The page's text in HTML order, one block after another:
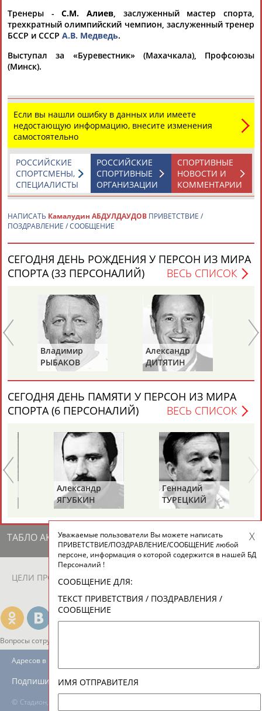
АББАТЕ-
БУЛАТОВА
АББЯСОВА
АБДИКАРИМОВААБДРАХМАНОВ
Каримжан
Аделя
Андрей
Герман
Рамазан
АБДУЛАЕВ
Тагир
АБДУЛАЕВ
Камиль
АБДУЛАЗИЗОВ
Загалав
АБДУЛБЕКОВ
Камалудин
АБДУЛДАУДОВ
Абдула
АБДУЛЖАЛИЛОВ
Магомед
АБДУЛКАГИРОВ
Назир
24 персон из 13181
ЕЩЁ ПЕРСОНЫ
ТАБЛО АКТИВНОСТИ
ЦЕЛИ ПРОЕКТА КОНТАКТЫ
Вопросы сотрудничества и совместной деятельности
© Стадион, 1998-2026
Адресов в новостной рассылке: 996
Подпишись
Тренеры -С.М. Алиев, заслуженный мастер спорта,
трехкратный олимпийский чемпион, заслуженный тренер
БССР и СССР А.В. Медведь.
Выступал за «Буревестник» (Махачкала), Профсоюзы
(Минск).
Если вы нашли ошибку в данных или имеете
недостающую информацию, внесите изменения
самостоятельно
СПОРТИВНЫЕ
НОВОСТИ И
КОММЕНТАРИИ
РОССИЙСКИЕ
СПОРТИВНЫЕ
ОРГАНИЗАЦИИ
РОССИЙСКИЕ
СПОРТСМЕНЫ,
СПЕЦИАЛИСТЫ
НАПИСАТЬ Камалудин АБДУЛДАУДОВ ПРИВЕТСТВИЕ /
ПОЗДРАВЛЕНИЕ / СООБЩЕНИЕ
СЕГОДНЯ ДЕНЬ РОЖДЕНИЯ У ПЕРСОН ИЗ МИРА
СПОРТА (33 ПЕРСОНАЛИЙ)
ВЕСЬ СПИСОК
Владимир
РЫБАКОВ
Александр
ДИТЯТИН
СЕГОДНЯ ДЕНЬ ПАМЯТИ У ПЕРСОН ИЗ МИРА
СПОРТА (6 ПЕРСОНАЛИЙ)
ВЕСЬ СПИСОК
Александр
ЯГУБКИН
Геннадий
ТУРЕЦКИЙ
Уважаемые пользователи Вы можете написать
ПРИВЕТСТВИЕ/ПОЗДРАВЛЕНИЕ/СООБЩЕНИЕ любой
персоне, информация о которой содержится в нашей БД
Персоналий !
СООБЩЕНИЕ ДЛЯ:
ТЕКСТ ПРИВЕТСТВИЯ / ПОЗДРАВЛЕНИЯ /
СООБЩЕНИЕ
ИМЯ ОТПРАВИТЕЛЯ